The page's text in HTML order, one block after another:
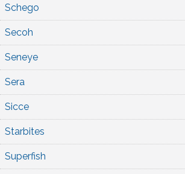
Schego
Secoh
Seneye
Sera
Sicce
Starbites
Superfish